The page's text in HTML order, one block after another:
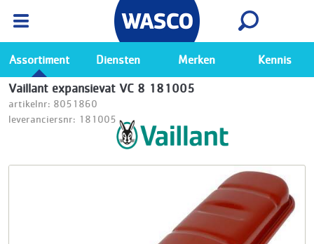
Ga naar de Wasco app
Bekijk
Assortiment Diensten Merken Kennis
Vaillant expansievat VC 8 181005
artikelnr: 8051860
leveranciersnr: 181005